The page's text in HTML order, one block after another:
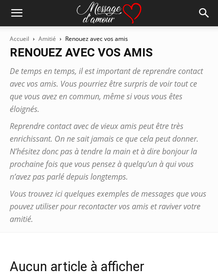
Accueil Amitié Renouez avec vos amis
RENOUEZ AVEC VOS AMIS
De temps en temps, il est important de reprendre contact
avec vos amis. Vous pourriez être surpris de voir tout ce
que vous avez en commun, même si vous vous êtes
éloignés.
Reprendre contact avec de vieux amis peut être très
enrichissant. On ne sait jamais ce que cela peut donner.
N’hésitez donc pas à tendre la main et à dire bonjour la
prochaine fois que vous pensez à quelqu’un à qui vous
n’avez pas parlé depuis longtemps.
Vous trouvez ici quelques exemples de messages que vous
pouvez utiliser pour recontacter vos amis et raviver votre
amitié.
Aucun article à afficher